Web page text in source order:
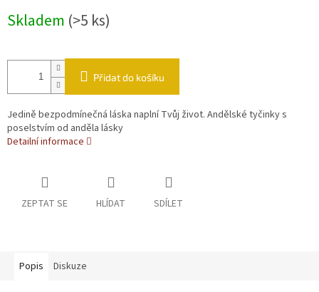
Skladem (>5 ks)
Přidat do košíku
Jedině bezpodmínečná láska naplní Tvůj život. Andělské tyčinky s
poselstvím od anděla lásky
Detailní informace
ZEPTAT SE HLÍDAT SDÍLET
Popis Diskuze